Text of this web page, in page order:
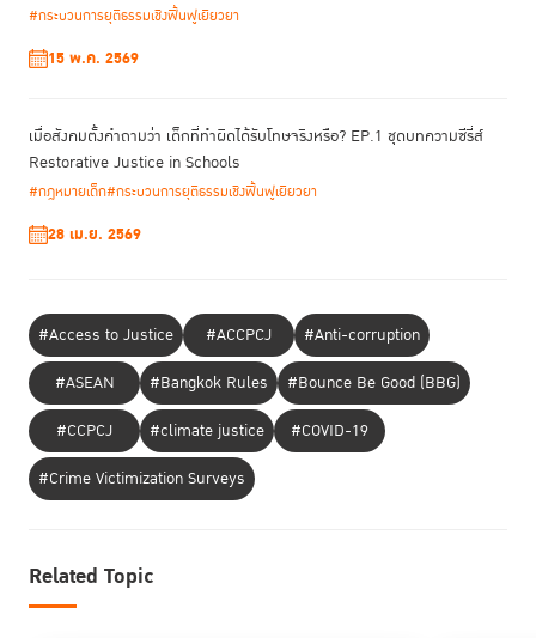
จากการถูกตัดสินจากภายนอก สู่การค้นพบตัวเองที่เปลี่ยนเส้นทางชีวิต
#กระบวนการยุติธรรมเชิงฟื้นฟูเยียวยา
15 พ.ค. 2569
เมื่อสังคมตั้งคำถามว่า เด็กที่ทำผิดได้รับโทษจริงหรือ? EP.1 ชุดบทความซีรี่ส์
Restorative Justice in Schools
#กฎหมายเด็ก#กระบวนการยุติธรรมเชิงฟื้นฟูเยียวยา
28 เม.ย. 2569
#Access to Justice #ACCPCJ
#Anti-corruption
#ASEAN
#Bangkok Rules
#Bounce Be Good (BBG)
#CCPCJ
#climate justice
#COVID-19
#Crime Victimization Surveys
Related Topic